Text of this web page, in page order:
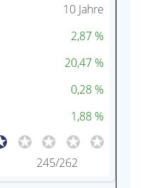
10 Jahre
2,87 %
20,47 %
0,28 %
1,88 %
245/262